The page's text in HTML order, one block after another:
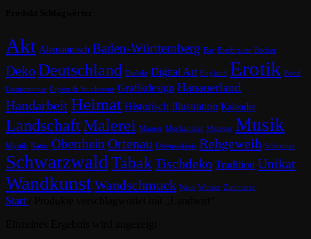
Akt Alemannisch Baden-Württemberg Bar Bierbrauer Bäcker
DekoDeutschland Dialekt Digital Art England Erotik Food
Gastronomie Gipser & Stuckateur Grafikdesign Hanauerland
Handarbeit Heimat Historisch Illustration Kalender
LandschaftMalerei Maurer Mechaniker Metzger Musik
Mystik Natur Oberrhein Ortenau Ortenaukreis Rehgeweih Schreiner
Schwarzwald TabakTischdeko Tradition Unikat
WandkunstWandschmuck Wein Winzer Zimmerer
Start